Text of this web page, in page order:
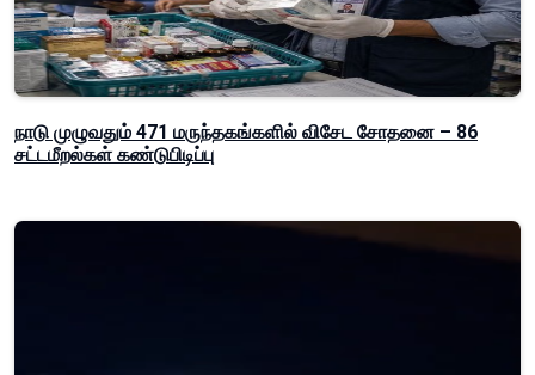
நாடு முழுவதும் 471 மருந்தகங்களில் விசேட சோதனை – 86
சட்டமீறல்கள் கண்டுபிடிப்பு